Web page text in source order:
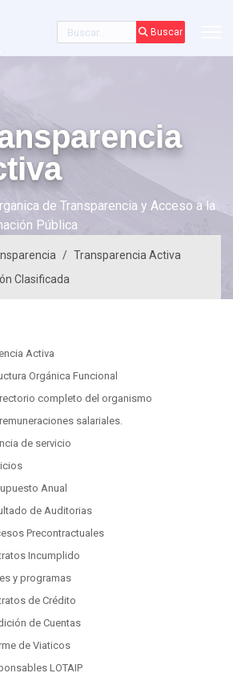
Buscar Buscar
de Transparencia y Acceso a la
Pública
Transparencia Activa
Clasificada
Activa
Orgánica Funcional
completo del organismo
salariales.
de servicio
Anual
de Auditorias
Precontractuales
Incumplido
y programas
de Crédito
de Cuentas
de Viaticos
LOTAIP